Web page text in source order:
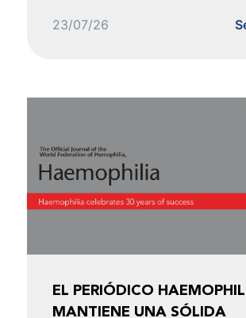
23/07/26
EL PERIÓDICO
MANTIENE UNA SÓLIDA